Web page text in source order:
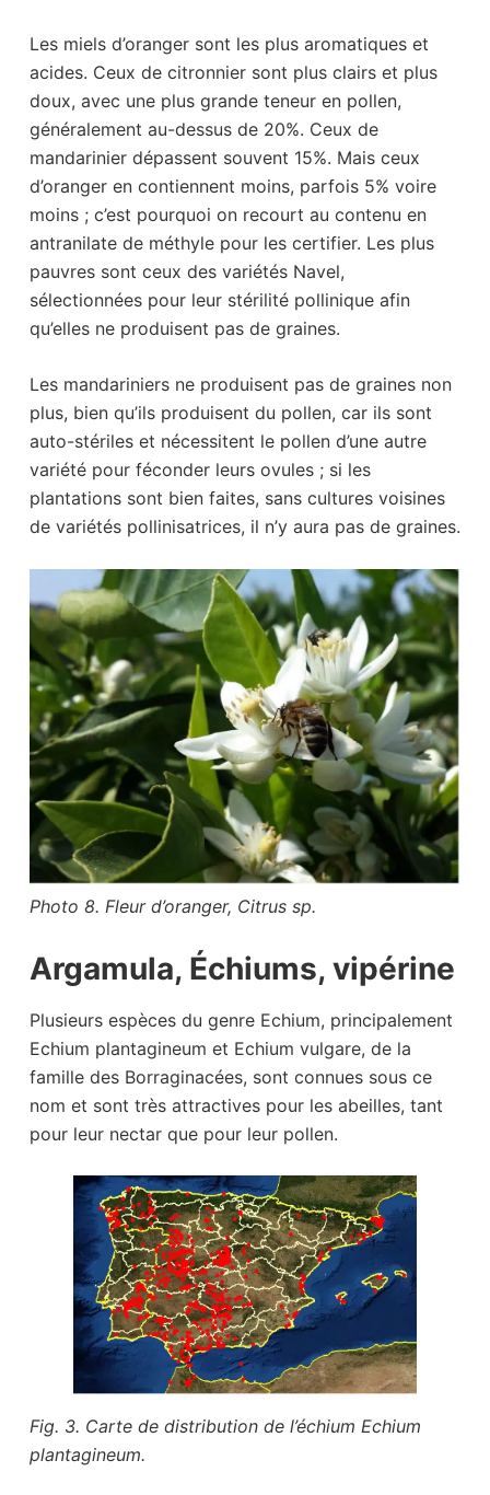
Les miels d’oranger sont les plus aromatiques et
acides. Ceux de citronnier sont plus clairs et plus
doux, avec une plus grande teneur en pollen,
généralement au-dessus de 20%. Ceux de
mandarinier dépassent souvent 15%. Mais ceux
d’oranger en contiennent moins, parfois 5% voire
moins ; c’est pourquoi on recourt au contenu en
antranilate de méthyle pour les certifier. Les plus
pauvres sont ceux des variétés Navel,
sélectionnées pour leur stérilité pollinique afin
qu’elles ne produisent pas de graines.
Les mandariniers ne produisent pas de graines non
plus, bien qu’ils produisent du pollen, car ils sont
auto-stériles et nécessitent le pollen d’une autre
variété pour féconder leurs ovules ; si les
plantations sont bien faites, sans cultures voisines
de variétés pollinisatrices, il n’y aura pas de graines.
Photo 8. Fleur d’oranger, Citrus sp.
Argamula, Échiums, vipérine
Plusieurs espèces du genre Echium, principalement
Echium plantagineum et Echium vulgare, de la
famille des Borraginacées, sont connues sous ce
nom et sont très attractives pour les abeilles, tant
pour leur nectar que pour leur pollen.
Fig. 3. Carte de distribution de l’échium Echium
plantagineum.